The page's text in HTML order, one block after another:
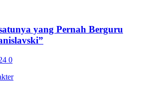
yang Pernah Berguru
0